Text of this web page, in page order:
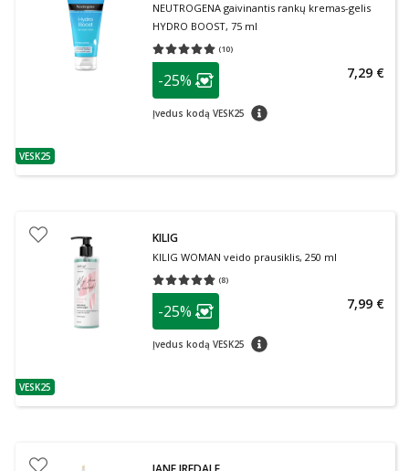
patarimas
VESK25
NEUTROGENA gaivinantis rankų kremas-gelis
HYDRO BOOST, 75 ml
(10)
Vidutinis įvertinimas 5.00
patarimas
Lojalumo klubo narių nuolaida
-25%
Įvedus kodą VESK25 patarimas
7,29 €
patarimas
VESK25
KILIG
KILIG WOMAN veido prausiklis, 250 ml
(8)
Vidutinis įvertinimas 4.75
patarimas
Lojalumo klubo narių nuolaida
-25%
Įvedus kodą VESK25 patarimas
7,99 €